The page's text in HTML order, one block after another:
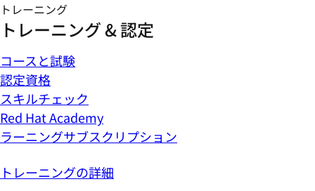
トレーニング
トレーニング & 認定
コースと試験
認定資格
スキルチェック
Red Hat Academy
ラーニングサブスクリプション
トレーニングの詳細